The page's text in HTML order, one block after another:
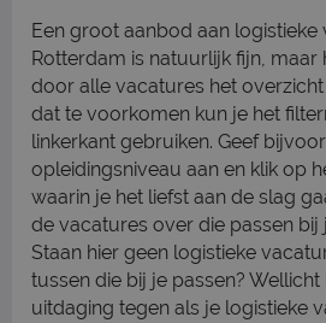
Een groot aanbod aan logistieke
Rotterdam is natuurlijk fijn, maar
door alle vacatures het overzicht
dat te voorkomen kun je het
linkerkant gebruiken. Geef
opleidingsniveau aan en klik op
waarin je het liefst aan de slag
de vacatures over die passen
Staan hier geen logistieke
tussen die bij je passen?
uitdaging tegen als je logistieke